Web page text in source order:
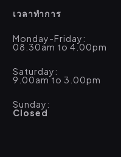
เวลาทำการ
Monday-Friday:
08.30am to 4.00pm
Saturday:
9.00am to 3.00pm
Sunday:
Closed